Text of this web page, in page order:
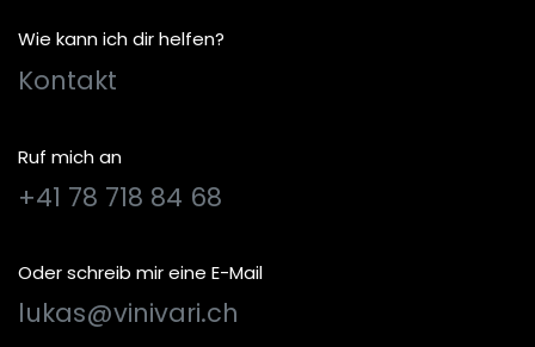
Wie kann ich dir helfen?
Kontakt
Ruf mich an
+41 78 718 84 68
Oder schreib mir eine E-Mail
lukas@vinivari.ch